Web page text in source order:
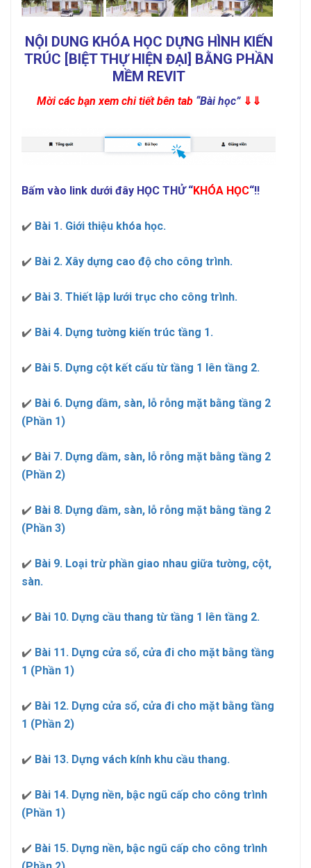
NỘI DUNG KHÓA HỌC DỰNG HÌNH KIẾN
TRÚC [BIỆT THỰ HIỆN ĐẠI] BẰNG PHẦN
MỀM REVIT
Mời các bạn xem chi tiết bên tab “Bài học” ⇓⇓
Bấm vào link dưới đây HỌC THỬ “KHÓA HỌC“!!
✔️ Bài 1. Giới thiệu khóa học.
✔️ Bài 2. Xây dựng cao độ cho công trình.
✔️ Bài 3. Thiết lập lưới trục cho công trình.
✔️ Bài 4. Dựng tường kiến trúc tầng 1.
✔️ Bài 5. Dựng cột kết cấu từ tầng 1 lên tầng 2.
✔️ Bài 6. Dựng dầm, sàn, lỗ rỗng mặt bằng tầng 2
(Phần 1)
✔️ Bài 7. Dựng dầm, sàn, lỗ rỗng mặt bằng tầng 2
(Phần 2)
✔️ Bài 8. Dựng dầm, sàn, lỗ rỗng mặt bằng tầng 2
(Phần 3)
✔️ Bài 9. Loại trừ phần giao nhau giữa tường, cột,
sàn.
✔️ Bài 10. Dựng cầu thang từ tầng 1 lên tầng 2.
✔️ Bài 11. Dựng cửa sổ, cửa đi cho mặt bằng tầng
1 (Phần 1)
✔️ Bài 12. Dựng cửa sổ, cửa đi cho mặt bằng tầng
1 (Phần 2)
✔️ Bài 13. Dựng vách kính khu cầu thang.
✔️ Bài 14. Dựng nền, bậc ngũ cấp cho công trình
(Phần 1)
✔️ Bài 15. Dựng nền, bậc ngũ cấp cho công trình